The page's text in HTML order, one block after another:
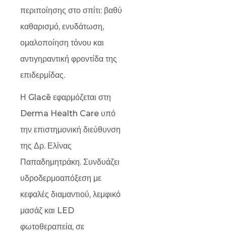
περιποίησης στο σπίτι: βαθύ
καθαρισμό, ενυδάτωση,
ομαλοποίηση τόνου και
αντιγηραντική φροντίδα της
επιδερμίδας.
Η Glacē εφαρμόζεται στη
Derma Health Care υπό
την επιστημονική διεύθυνση
της Δρ. Ελίνας
Παπαδημητράκη. Συνδυάζει
υδροδερμοαπόξεση με
κεφαλές διαμαντιού, λεμφικό
μασάζ και LED
φωτοθεραπεία, σε